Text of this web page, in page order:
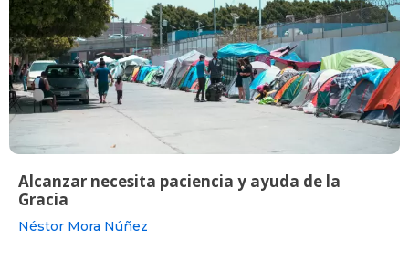
Alcanzar necesita paciencia y ayuda de la
Gracia
Néstor Mora Núñez